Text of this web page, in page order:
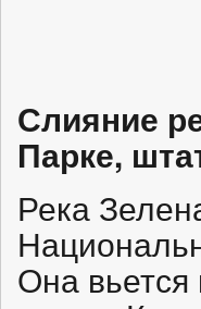
Слияние
Парке,
Река
Она